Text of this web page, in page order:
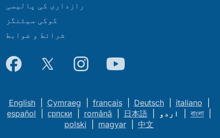
رازداری کی پالیسی
کوکی سیٹنگز
شرائط و ضوابط
English| Cymraeg français| Deutsch| italiano
español
српски română 日本語 اردو বাংলা|
polski
magyar 中文